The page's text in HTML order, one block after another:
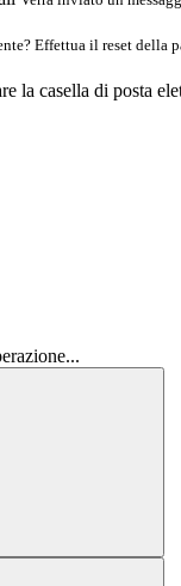
Effettua il reset della
la casella di posta